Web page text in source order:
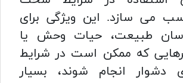
می سازد. این ویژگی برای
طبیعت، حیات وحش یا
که ممکن است در شرایط
دشوار انجام شوند، بسیار